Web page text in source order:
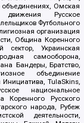
Омская
движения Русское
Футбольного
организация
Община Коренного
сектор, Украинская
самооборона,
Бандеры, Братство,
объединение
TulaSkins,
национальное
Коренного Русского
народа, Рубеж
деятельности,